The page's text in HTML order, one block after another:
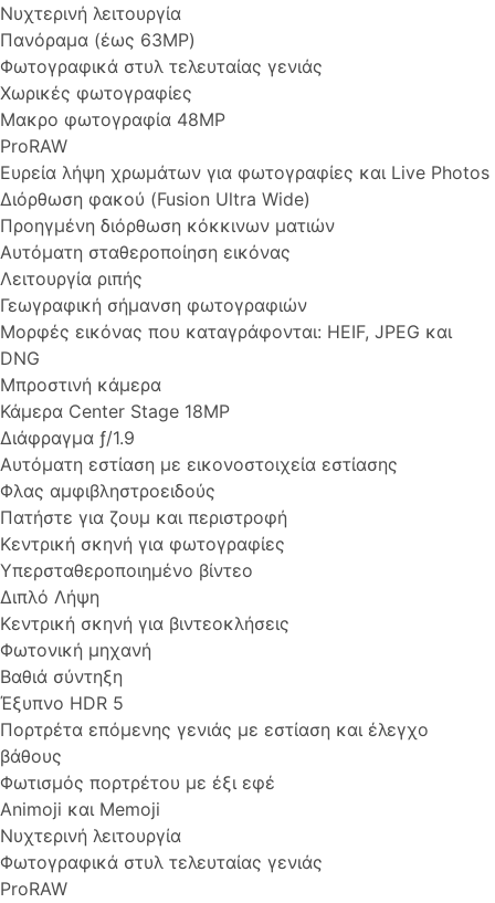
Νυχτερινή λειτουργία
Πανόραμα (έως 63MP)
Φωτογραφικά στυλ τελευταίας γενιάς
Χωρικές φωτογραφίες
Μακρο φωτογραφία 48MP
ProRAW
Ευρεία λήψη χρωμάτων για φωτογραφίες και Live Photos
Διόρθωση φακού (Fusion Ultra Wide)
Προηγμένη διόρθωση κόκκινων ματιών
Αυτόματη σταθεροποίηση εικόνας
Λειτουργία ριπής
Γεωγραφική σήμανση φωτογραφιών
Μορφές εικόνας που καταγράφονται: HEIF, JPEG και
DNG
Μπροστινή κάμερα
Κάμερα Center Stage 18MP
Διάφραγμα ƒ/1.9
Αυτόματη εστίαση με εικονοστοιχεία εστίασης
Φλας αμφιβληστροειδούς
Πατήστε για ζουμ και περιστροφή
Κεντρική σκηνή για φωτογραφίες
Υπερσταθεροποιημένο βίντεο
Διπλό Λήψη
Κεντρική σκηνή για βιντεοκλήσεις
Φωτονική μηχανή
Βαθιά σύντηξη
Έξυπνο HDR 5
Πορτρέτα επόμενης γενιάς με εστίαση και έλεγχο
βάθους
Φωτισμός πορτρέτου με έξι εφέ
Animoji και Memoji
Νυχτερινή λειτουργία
Φωτογραφικά στυλ τελευταίας γενιάς
ProRAW